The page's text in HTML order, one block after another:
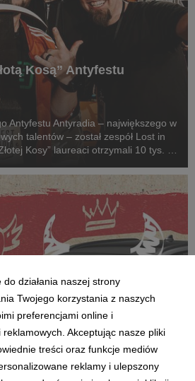
Kosą” Antyfestu
Antyfestu Antyradia – największego w
talentów – został zespół Lost in
Kosy” laureaci otrzymali 10 tys. zł
do zgarnięcia czarna
działania naszej strony
Twojego korzystania z naszych
preferencjami online i
Akceptując nasze pliki
treści oraz funkcje mediów
reklamy i ulepszony